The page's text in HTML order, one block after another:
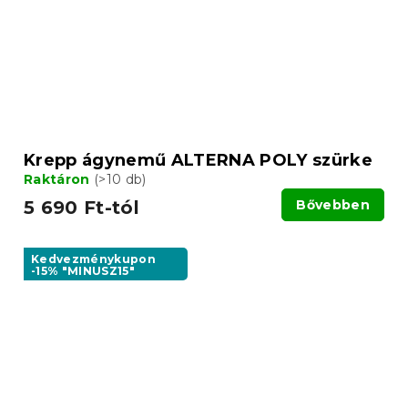
Krepp ágynemű ALTERNA POLY szürke
Raktáron (>10 db)
5 690 Ft-tól Bővebben
Kedvezménykupon
-15% "MINUSZ15"